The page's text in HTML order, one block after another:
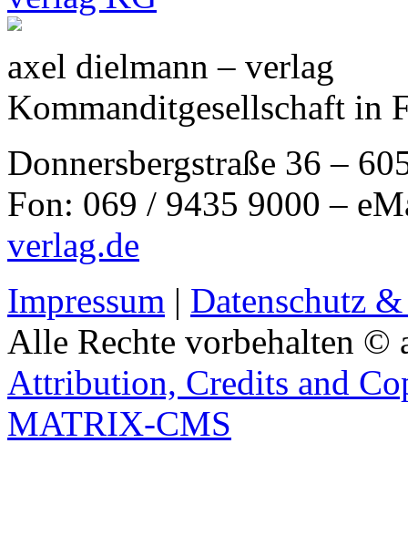
axel dielmann – verlag
Kommanditgesellschaft in
Donnersbergstraße 36 –
Fon: 069 / 9435 9000 –
verlag.de
Impressum | Datenschutz
Alle Rechte vorbehalten ©
Attribution, Credits and
MATRIX-CMS